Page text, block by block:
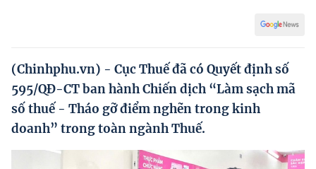
Phát triển kinh tế tư nhân và doanh nghiệp dân tộc
Ocop và chuỗi giá trị Nông sản
(Chinhphu.vn) - Cục Thuế đã có Quyết định số
595/QĐ-CT ban hành Chiến dịch “Làm sạch mã
số thuế - Tháo gỡ điểm nghẽn trong kinh
doanh” trong toàn ngành Thuế.